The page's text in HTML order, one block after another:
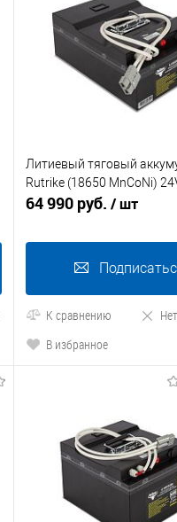
Литиевый тяговый
Rutrike (18650 MnCoNi)
64 990 руб. / шт
К сравнению
В избранное